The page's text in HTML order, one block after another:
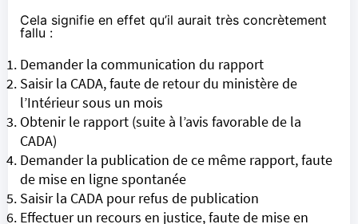
Cela signifie en effet qu’il aurait très concrètement
fallu :
Demander la communication du rapport
Saisir la CADA, faute de retour du ministère de
l’Intérieur sous un mois
Obtenir le rapport (suite à l’avis favorable de la
CADA)
Demander la publication de ce même rapport, faute
de mise en ligne spontanée
Saisir la CADA pour refus de publication
Effectuer un recours en justice, faute de mise en